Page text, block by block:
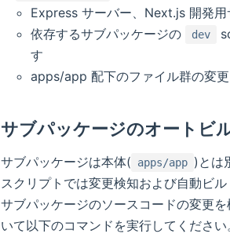
Express サーバー、Next.js 開発
依存するサブパッケージの
dev
す
apps/app 配下のファイル群の変
サブパッケージのオートビ
サブパッケージは本体( apps/app )とは
スクリプトでは変更検知および自動ビル
サブパッケージのソースコードの変更
いて以下のコマンドを実行してください